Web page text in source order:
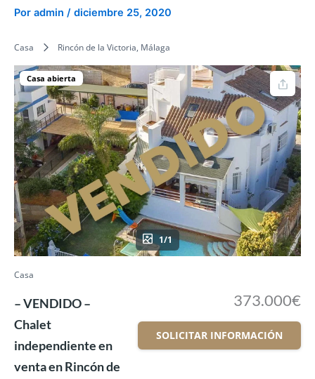
Por admin / diciembre 25, 2020
Casa Rincón de la Victoria, Málaga
Casa abierta
1/1
Casa
– VENDIDO –
Chalet
independiente en
venta en Rincón de
373.000€
SOLICITAR INFORMACIÓN